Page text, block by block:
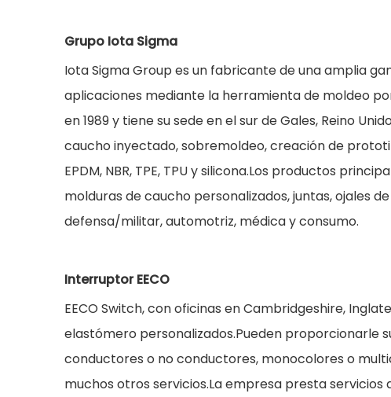
Grupo Iota Sigma
Iota Sigma Group es un fabricante de una amplia
aplicaciones mediante la herramienta de moldeo
en 1989 y tiene su sede en el sur de Gales, Reino
caucho inyectado, sobremoldeo, creación de
EPDM, NBR, TPE, TPU y silicona.Los productos
molduras de caucho personalizados, juntas, ojales
defensa/militar, automotriz, médica y consumo.
Interruptor EECO
EECO Switch, con oficinas en Cambridgeshire,
elastómero personalizados.Pueden proporcionarle
conductores o no conductores, monocolores o
muchos otros servicios.La empresa presta servicios